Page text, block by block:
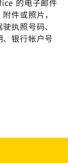
的电子邮件
件或照片，
执照号码、
银行帐户号